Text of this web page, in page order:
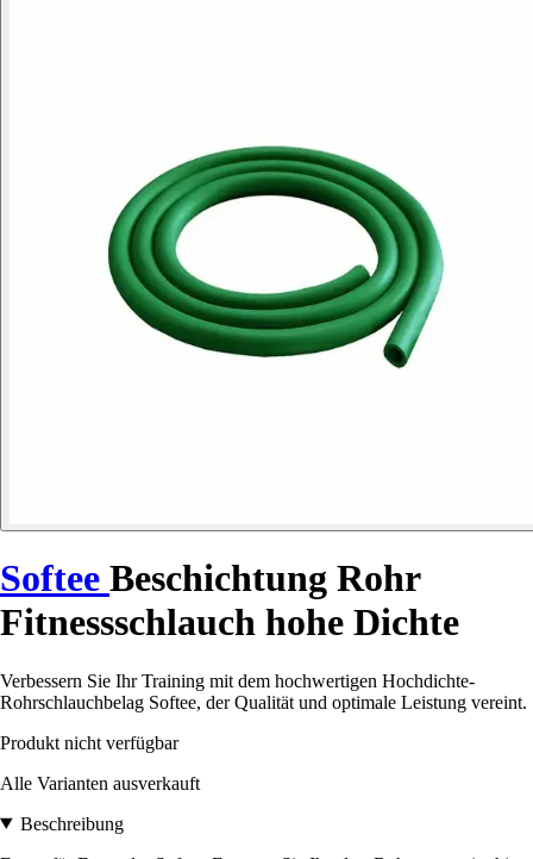
Softee Beschichtung Rohr
Fitnessschlauch hohe Dichte
Verbessern Sie Ihr Training mit dem hochwertigen Hochdichte-
Rohrschlauchbelag Softee, der Qualität und optimale Leistung vereint.
Produkt nicht verfügbar
Alle Varianten ausverkauft
Beschreibung